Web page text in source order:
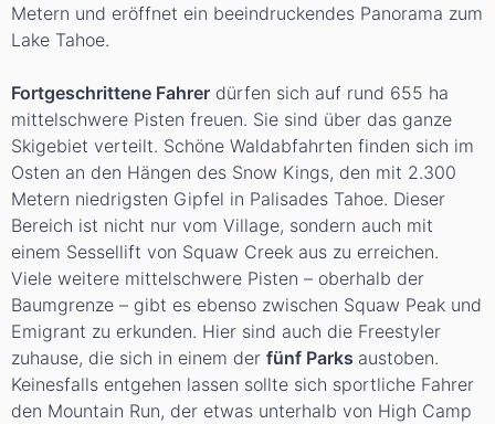
Metern und eröffnet ein beeindruckendes Panorama zum
Lake Tahoe.
Fortgeschrittene Fahrer dürfen sich auf rund 655 ha
mittelschwere Pisten freuen. Sie sind über das ganze
Skigebiet verteilt. Schöne Waldabfahrten finden sich im
Osten an den Hängen des Snow Kings, den mit 2.300
Metern niedrigsten Gipfel in Palisades Tahoe. Dieser
Bereich ist nicht nur vom Village, sondern auch mit
einem Sessellift von Squaw Creek aus zu erreichen.
Viele weitere mittelschwere Pisten – oberhalb der
Baumgrenze – gibt es ebenso zwischen Squaw Peak und
Emigrant zu erkunden. Hier sind auch die Freestyler
zuhause, die sich in einem der fünf Parks austoben.
Keinesfalls entgehen lassen sollte sich sportliche Fahrer
den Mountain Run, der etwas unterhalb von High Camp